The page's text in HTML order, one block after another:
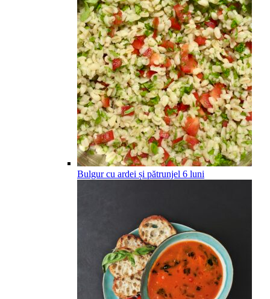
Bulgur cu ardei și pătrunjel 6 luni